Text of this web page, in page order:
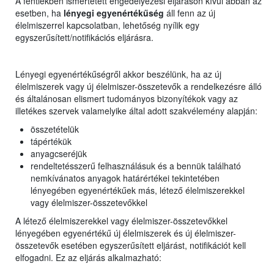
esetben, ha lényegi egyenértékűség áll fenn az új
élelmiszerrel kapcsolatban, lehetőség nyílik egy
egyszerűsített/notifikációs eljárásra.
Lényegi egyenértékűségről akkor beszélünk, ha az új
élelmiszerek vagy új élelmiszer-összetevők a rendelkezésre álló
és általánosan elismert tudományos bizonyítékok vagy az
illetékes szervek valamelyike által adott szakvélemény alapján:
összetételük
tápértékük
anyagcseréjük
rendeltetésszerű felhasználásuk és a bennük található
nemkívánatos anyagok határértékei tekintetében
lényegében egyenértékűek más, létező élelmiszerekkel
vagy élelmiszer-összetevőkkel
A létező élelmiszerekkel vagy élelmiszer-összetevőkkel
lényegében egyenértékű új élelmiszerek és új élelmiszer-
összetevők esetében egyszerűsített eljárást, notifikációt kell
elfogadni. Ez az eljárás alkalmazható: